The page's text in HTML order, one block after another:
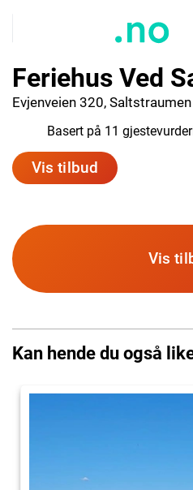
Feriehus Ved
Evjenveien 320, Saltstraumen
Basert på 11
Vis tilbud
Vis
Kan hende du også